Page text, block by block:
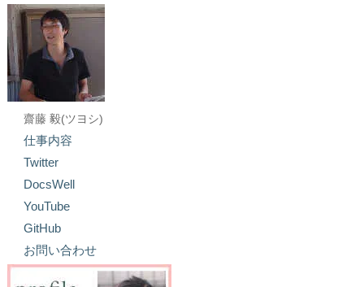
齋藤 毅(ツヨシ)
仕事内容
Twitter
DocsWell
YouTube
GitHub
お問い合わせ